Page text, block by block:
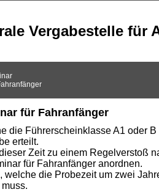
Vergabestelle für
für Fahranfänger
die Führerscheinklasse A1 oder
erteilt.
Zeit zu einem Regelverstoß
für Fahranfänger anordnen.
welche die Probezeit um zwei